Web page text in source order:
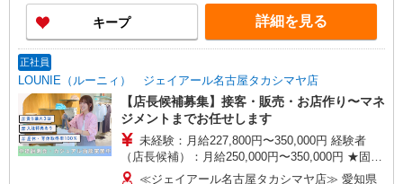
月給22万2,100円〜35万円 固定残業手当含む（1ヶ
月あたり20時間）※超過時は追加支給 首都圏エリ
ア：30,800円 大阪：29,500円 京都、兵庫、愛知、
考慮 ※試用期間3ヶ月も同条件（首都圏：店長候
補は月給27万円〜）
道、宮城（仙台）、愛知、岐阜、大阪、兵庫、京
都、和歌山、岡山、広島、愛媛、福岡、長崎、宮
崎、熊本などの各店舗で募集しています。
LUMINE2店／ルミネ池袋店／ルミネ横浜／ルミネ
大宮店／ルミネ有楽町店 ルミネ立川店／ルミネ町
田店／池袋PARCO店／東京スカイツリータウン・
ソラマチ店 イクスピアリ店／イオンレイクタウン
店／ジョイナス店／テラスモール湘南店 タカシマ
ヤ ゲートタワーモール店／イオンモール各務原イ
ンター店／イオン大高SC店 なんばCITY店／天王
キープ 詳細を見る
正社員
LOUNIE（ルーニィ） ジェイアール名古屋タカシマヤ店
【店長候補募集】接客・販売・お店作り〜マネ
ジメントまでお任せします
未経験：月給227,800円〜350,000円 経験者
（店長候補）：月給250,000円〜350,000円 ★固定
残業手当：28,800円（月給に含む） ※経験・能力
≪ジェイアール名古屋タカシマヤ店≫ 愛知県